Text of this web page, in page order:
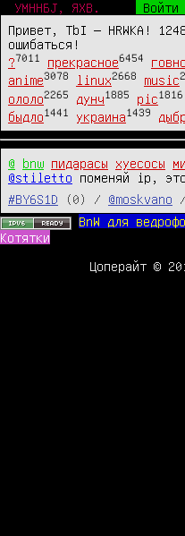
УМННБJ, ЯХВ. Войти
Привет, TbI — HRWKA!
ошибаться!
?7011 прекрасное6454 говно
anime3078 linux2668 music
ололо2265 дунч1885 pic1816
быдло1441 украина1439 дыбр
@ bnw пидарасы хуесосы
@stiletto поменяй ip,
#BY6S1D
(0) / @moskvano
BnW для
Котятки
Цоперайт ©